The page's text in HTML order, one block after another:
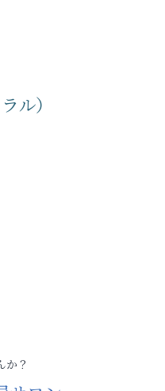
ル）
か？